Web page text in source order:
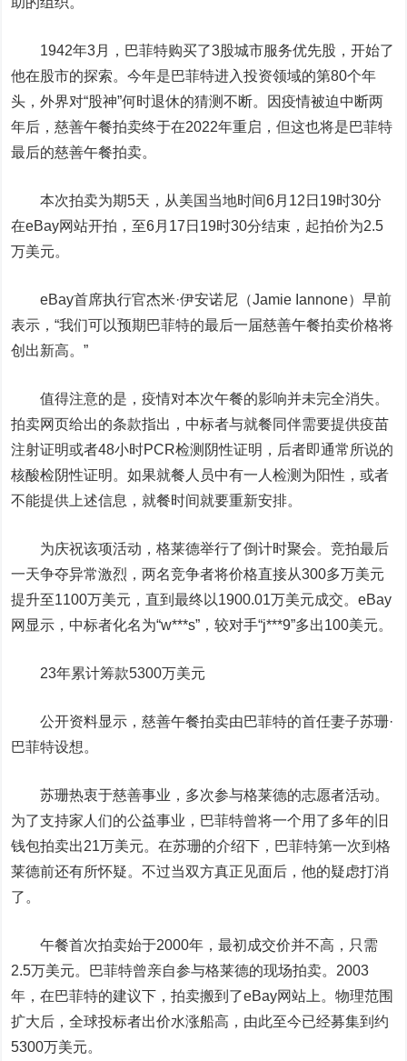
1942年3月，巴菲特购买了3股城市服务优先股，开始了
他在股市的探索。今年是巴菲特进入投资领域的第80个年
头，外界对“股神”何时退休的猜测不断。因疫情被迫中断两
年后，慈善午餐拍卖终于在2022年重启，但这也将是巴菲特
最后的慈善午餐拍卖。
本次拍卖为期5天，从美国当地时间6月12日19时30分
在eBay网站开拍，至6月17日19时30分结束，起拍价为2.5
万美元。
eBay首席执行官杰米·伊安诺尼（Jamie Iannone）早前
表示，“我们可以预期巴菲特的最后一届慈善午餐拍卖价格将
创出新高。”
值得注意的是，疫情对本次午餐的影响并未完全消失。
拍卖网页给出的条款指出，中标者与就餐同伴需要提供疫苗
注射证明或者48小时PCR检测阴性证明，后者即通常所说的
核酸检阴性证明。如果就餐人员中有一人检测为阳性，或者
不能提供上述信息，就餐时间就要重新安排。
为庆祝该项活动，格莱德举行了倒计时聚会。竞拍最后
一天争夺异常激烈，两名竞争者将价格直接从300多万美元
提升至1100万美元，直到最终以1900.01万美元成交。eBay
网显示，中标者化名为“w***s”，较对手“j***9”多出100美元。
23年累计筹款5300万美元
公开资料显示，慈善午餐拍卖由巴菲特的首任妻子苏珊·
巴菲特设想。
苏珊热衷于慈善事业，多次参与格莱德的志愿者活动。
为了支持家人们的公益事业，巴菲特曾将一个用了多年的旧
钱包拍卖出21万美元。在苏珊的介绍下，巴菲特第一次到格
莱德前还有所怀疑。不过当双方真正见面后，他的疑虑打消
了。
午餐首次拍卖始于2000年，最初成交价并不高，只需
2.5万美元。巴菲特曾亲自参与格莱德的现场拍卖。2003
年，在巴菲特的建议下，拍卖搬到了eBay网站上。物理范围
扩大后，全球投标者出价水涨船高，由此至今已经募集到约
5300万美元。